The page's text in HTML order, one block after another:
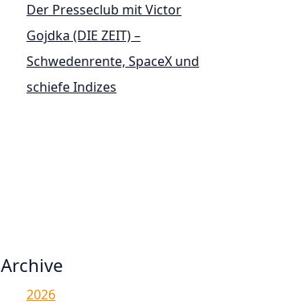
Der Presseclub mit Victor
Gojdka (DIE ZEIT) –
Schwedenrente, SpaceX und
schiefe Indizes
Archive
2026